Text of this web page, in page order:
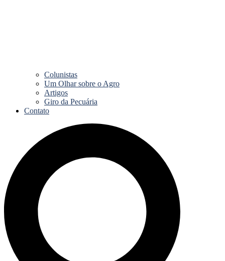
Colunistas
Um Olhar sobre o Agro
Artigos
Giro da Pecuária
Contato